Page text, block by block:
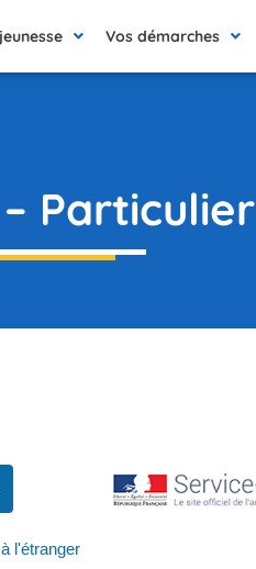
Vos démarches
Particulier
l'étranger